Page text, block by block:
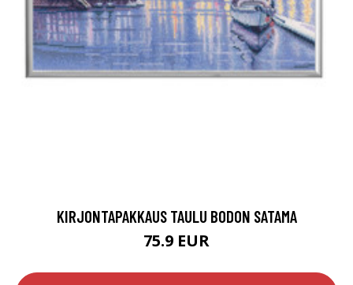
KIRJONTAPAKKAUS TAULU BODON SATAMA
75.9 EUR